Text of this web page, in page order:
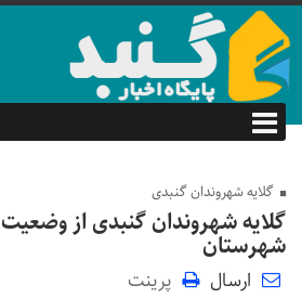
گلایه شهروندان گنبدی
گلایه شهروندان گنبدی از
شهرستان
ارسال پرینت